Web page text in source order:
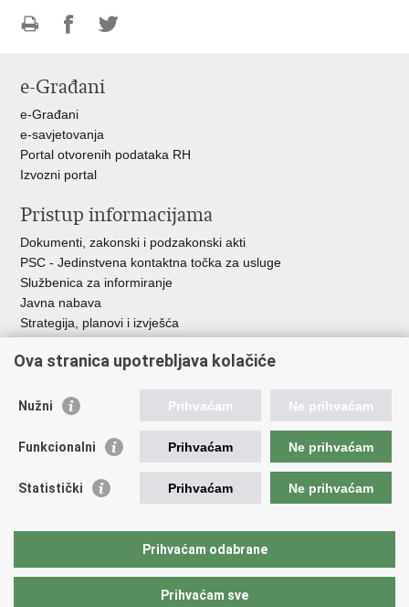
FacebookuTwitteru
e-Građani
e-Građani
e-savjetovanja
Portal otvorenih podataka RH
Izvozni portal
Pristup informacijama
Dokumenti, zakonski i podzakonski akti
PSC - Jedinstvena kontaktna točka za usluge
Službenica za informiranje
Javna nabava
Strategija, planovi i izvješća
Korisne poveznice
Vlada RH
ASOO
CARNET
Ova stranica upotrebljava kolačiće
Nužni Prihvaćam Ne prihvaćam
Funkcionalni Prihvaćam Ne prihvaćam
Statistički Prihvaćam Ne prihvaćam
Prihvaćam odabrane
Prihvaćam sve